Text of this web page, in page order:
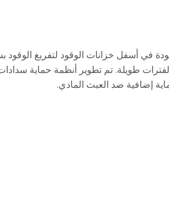
في أسفل خزانات الوقود لتفريغ
إضافية ضد العبث المادي.